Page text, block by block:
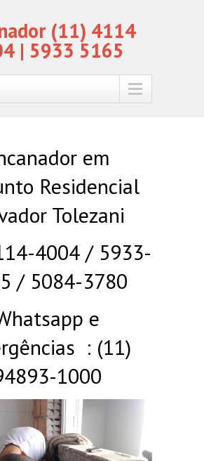
(11) 4114
| 5933 5165
em
Residencial
Tolezani
4004 / 5933-
/ 5084-3780
e
: (11)
1000